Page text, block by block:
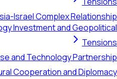
Russia-
China and Israel: Technology
India-Israel Defense
Africa and Israel: Agricultural